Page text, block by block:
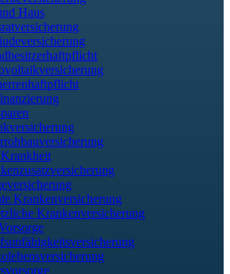
Haus
Krankenversicherung
Krankenversicherung